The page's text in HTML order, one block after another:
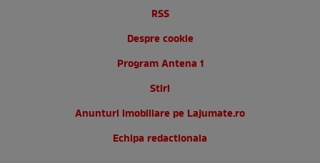
RSS
Despre cookie
Program Antena 1
Stiri
Anunturi imobiliare pe Lajumate.ro
Echipa redactionala